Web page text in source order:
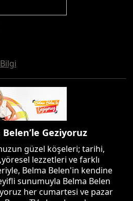
Geziyoruz
güzel köşeleri; tarihi,
lezzetleri ve farklı
Belma Belen'in kendine
sunumuyla Belma Belen
her cumartesi ve pazar